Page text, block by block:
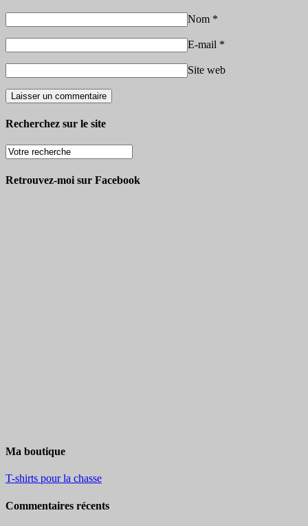
Nom *
E-mail *
Site web
Recherchez sur le site
Retrouvez-moi sur Facebook
Ma boutique
T-shirts pour la chasse
Commentaires récents